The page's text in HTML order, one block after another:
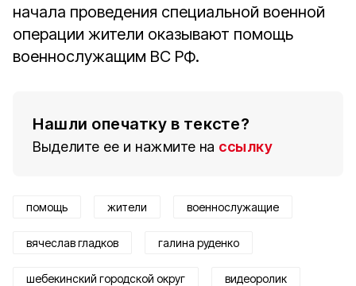
начала проведения специальной военной
операции жители оказывают помощь
военнослужащим ВС РФ.
Нашли опечатку в тексте?
Выделите ее и нажмите на ссылку
помощь жители военнослужащие
вячеслав гладков галина руденко
шебекинский городской округ видеоролик